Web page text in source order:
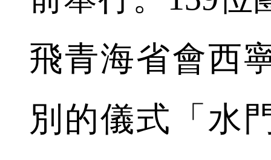
飛青海省會西
別的儀式「水